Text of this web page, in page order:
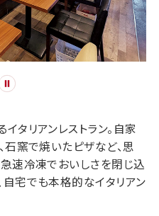
タリアンレストラン。自家
石窯で焼いたピザなど、思
速冷凍でおいしさを閉じ込
宅でも本格的なイタリアン